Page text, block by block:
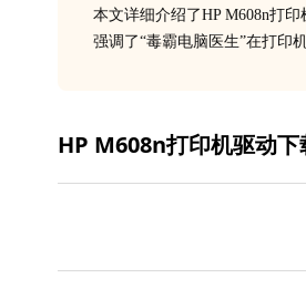
本文详细介绍了HP M608n打
强调了“毒霸电脑医生”在打印
HP M608n打印机驱动